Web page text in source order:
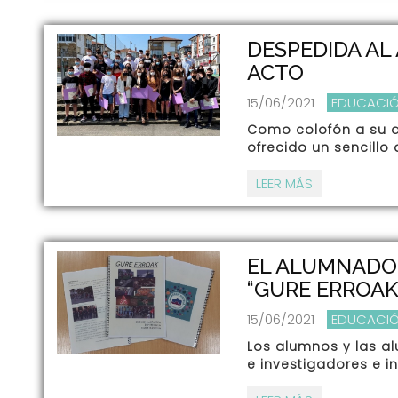
DESPEDIDA
ACTO
15/06/2021
Como colofón a su
ofrecido un sencillo
LEER MÁS
EL
“GURE
15/06/2021
Los alumnos y las
e investigadores e